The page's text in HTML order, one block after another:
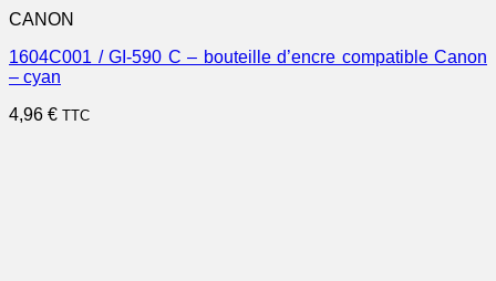
CANON
1604C001 / GI-590 C – bouteille d’encre compatible Canon
– cyan
4,96 € TTC